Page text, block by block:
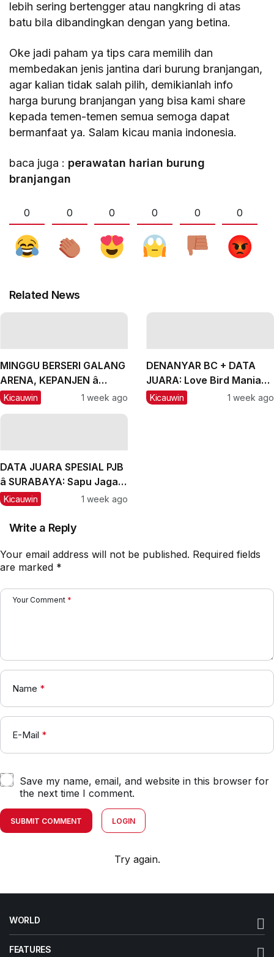
lebih sering bertengger atau nangkring di atas
batu bila dibandingkan dengan yang betina.
Oke jadi paham ya tips cara memilih dan
membedakan jenis jantina dari burung branjangan,
agar kalian tidak salah pilih, demikianlah info
harga burung branjangan yang bisa kami share
kepada temen-temen semua semoga dapat
bermanfaat ya. Salam kicau mania indonesia.
baca juga : perawatan harian burung
branjangan
0 0 0 0 0 0
Related News
MINGGU BERSERI GALANG
ARENA, KEPANJEN â
MALANG, #2: CH Lexus
Kicauwin 1 week ago
DENANYAR BC + DATA
JUARA: Love Bird Mania
Incar Piala Mandor
Kicauwin 1 week ago
DATA JUARA SPESIAL PJB
â SURABAYA: Sapu Jagad
Nyaris Meraih Hatrik
Kicauwin 1 week ago
Write a Reply
Your email address will not be published. Required fields
are marked *
Your Comment *
Name *
E-Mail *
Save my name, email, and website in this browser for
the next time I comment.
SUBMIT COMMENT LOGIN
Try again.
WORLD
FEATURES